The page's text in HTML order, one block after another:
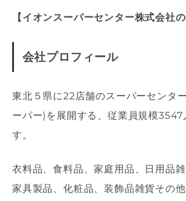
【イオンスーパーセンター株式会社の
会社プロフィール
東北５県に22店舗のスーパーセンタ
ーパー)を展開する、従業員規模3547
す。
衣料品、食料品、家庭用品、日用品雑
家具製品、化粧品、装飾品雑貨その